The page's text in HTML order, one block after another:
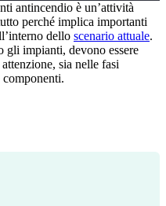
antincendio è un’attività
perché implica importanti
dello scenario attuale.
gli impianti, devono essere
sia nelle fasi
componenti.